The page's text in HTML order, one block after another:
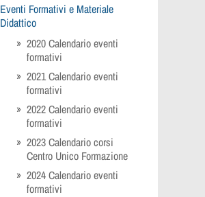
Eventi Formativi e Materiale
Didattico
2020 Calendario eventi
formativi
2021 Calendario eventi
formativi
2022 Calendario eventi
formativi
2023 Calendario corsi
Centro Unico Formazione
2024 Calendario eventi
formativi